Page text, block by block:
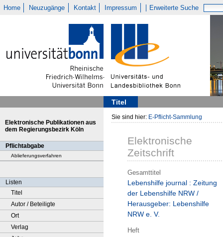
Home Neuzugänge Kontakt Impressum Erweiterte Suche
Titel
Elektronische Publikationen aus
dem Regierungsbezirk Köln
Pflichtabgabe
Ablieferungsverfahren
Listen
Titel
Autor / Beteiligte
Ort
Verlag
Sie sind hier: E-Pflicht-Sammlung
Elektronische
Zeitschrift
Gesamttitel
Lebenshilfe journal : Zeitung
der Lebenshilfe NRW /
Herausgeber: Lebenshilfe
NRW e. V.
Heft